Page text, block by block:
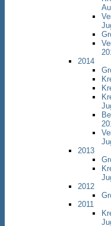
2014
2013
2012
2011